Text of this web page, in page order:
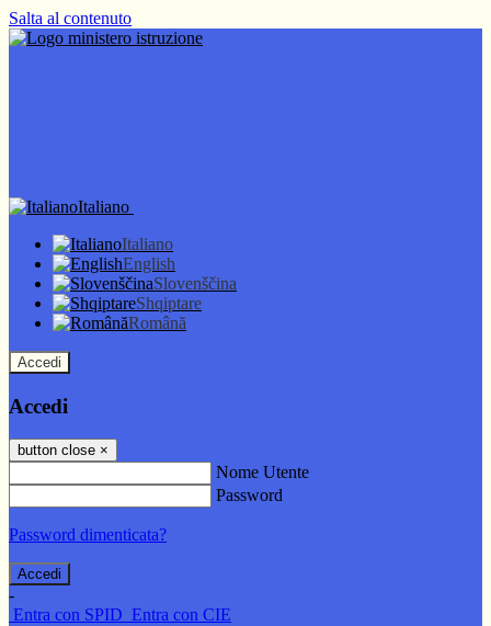
Salta al contenuto
Italiano
Italiano
English
Slovenščina
Shqiptare
Română
Accedi
Accedi
button close ×
Nome Utente
Password
Password dimenticata?
-
Entra con SPID Entra con CIE